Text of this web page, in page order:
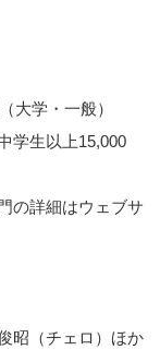
大学・一般）
学生以上15,000
の詳細はウェブサ
昭（チェロ）ほか